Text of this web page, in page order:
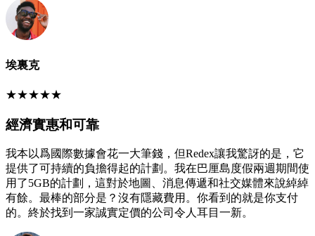
埃裏克
★★★★★
經濟實惠和可靠
我本以爲國際數據會花一大筆錢，但Redex讓我驚訝的是，它
提供了可持續的負擔得起的計劃。我在巴厘島度假兩週期間使
用了5GB的計劃，這對於地圖、消息傳遞和社交媒體來說綽綽
有餘。最棒的部分是？沒有隱藏費用。你看到的就是你支付
的。終於找到一家誠實定價的公司令人耳目一新。